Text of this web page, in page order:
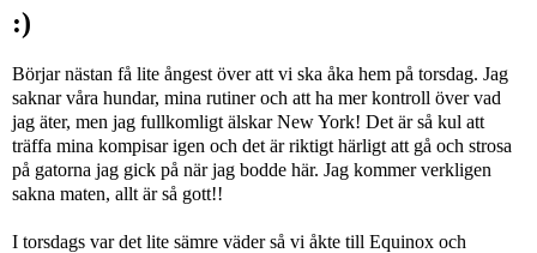
:)
Börjar nästan få lite ångest över att vi ska åka hem på torsdag. Jag
saknar våra hundar, mina rutiner och att ha mer kontroll över vad
jag äter, men jag fullkomligt älskar New York! Det är så kul att
träffa mina kompisar igen och det är riktigt härligt att gå och strosa
på gatorna jag gick på när jag bodde här. Jag kommer verkligen
sakna maten, allt är så gott!!
I torsdags var det lite sämre väder så vi åkte till Equinox och